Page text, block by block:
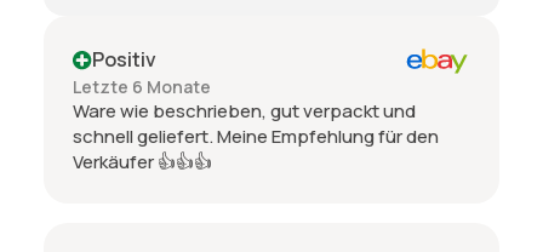
Positiv
Letzte 6 Monate
Ware wie beschrieben, gut verpackt und
schnell geliefert. Meine Empfehlung für den
Verkäufer 👍👍👍